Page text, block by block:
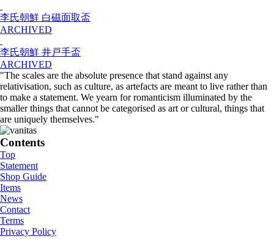
李氏朝鮮 白磁面取盃
ARCHIVED
李氏朝鮮 井戸手盃
ARCHIVED
"The scales are the absolute presence that stand against any
relativisation, such as culture, as artefacts are meant to live rather than
to make a statement. We yearn for romanticism illuminated by the
smaller things that cannot be categorised as art or cultural, things that
are uniquely themselves."
Contents
Top
Statement
Shop Guide
Items
News
Contact
Terms
Privacy Policy